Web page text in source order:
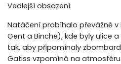
Vedlejší obsazení:
Natáčení probíhalo převážně v
Gent a Binche), kde byly ulice
tak, aby připomínaly
Gatiss vzpomíná na